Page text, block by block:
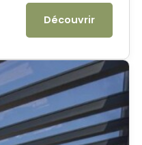
Découvrir